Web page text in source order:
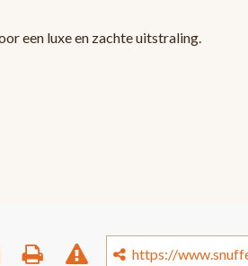
een luxe en zachte uitstraling.